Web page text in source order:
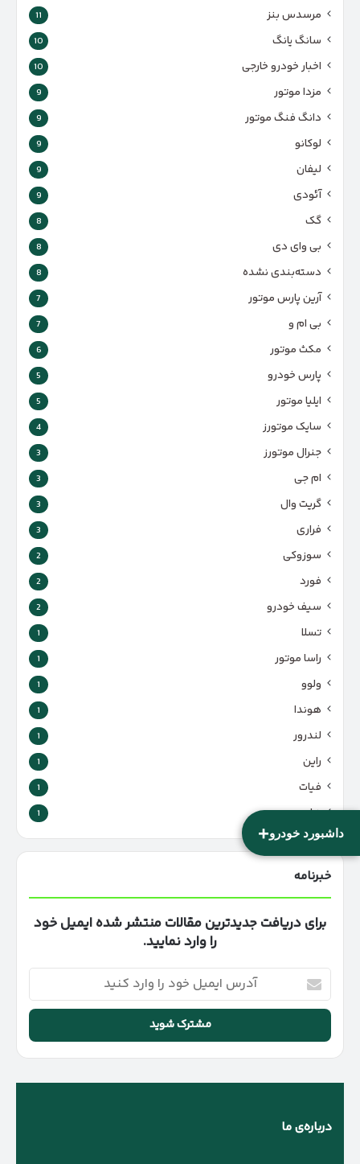
+داشبورد خودرو
مرسدس بنز 11
سانگ یانگ 10
اخبار خودرو خارجی 10
مزدا موتور 9
دانگ فنگ موتور 9
لوکانو 9
لیفان 9
آئودی 9
گک 8
بی وای دی 8
دسته‌بندی نشده 8
آرین پارس موتور 7
بی ام و 7
مکث موتور 6
پارس‌ خودرو 5
ایلیا موتور 5
سایک موتورز 4
جنرال موتورز 3
ام جی 3
گریت وال 3
فراری 3
سوزوکی 2
فورد 2
سیف خودرو 2
تسلا 1
راسا موتور 1
ولوو 1
هوندا 1
لندرور 1
راین 1
فیات 1
هامر 1
خبرنامه
برای دریافت جدیدترین مقالات منتشر شده ایمیل خود
را وارد نمایید.
آدرس
ایمیل
خود
وارد
کنید
درباره‌ی ما